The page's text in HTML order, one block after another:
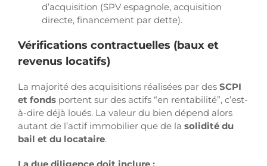
d’acquisition (SPV espagnole, acquisition
directe, financement par dette).
Vérifications contractuelles (baux et
revenus locatifs)
La majorité des acquisitions réalisées par des SCPI
et fonds portent sur des actifs “en rentabilité”, c’est-
à-dire déjà loués. La valeur du bien dépend alors
autant de l’actif immobilier que de la solidité du
bail et du locataire.